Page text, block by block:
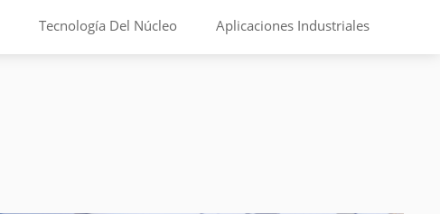
Tecnología Del Núcleo Aplicaciones Industriales